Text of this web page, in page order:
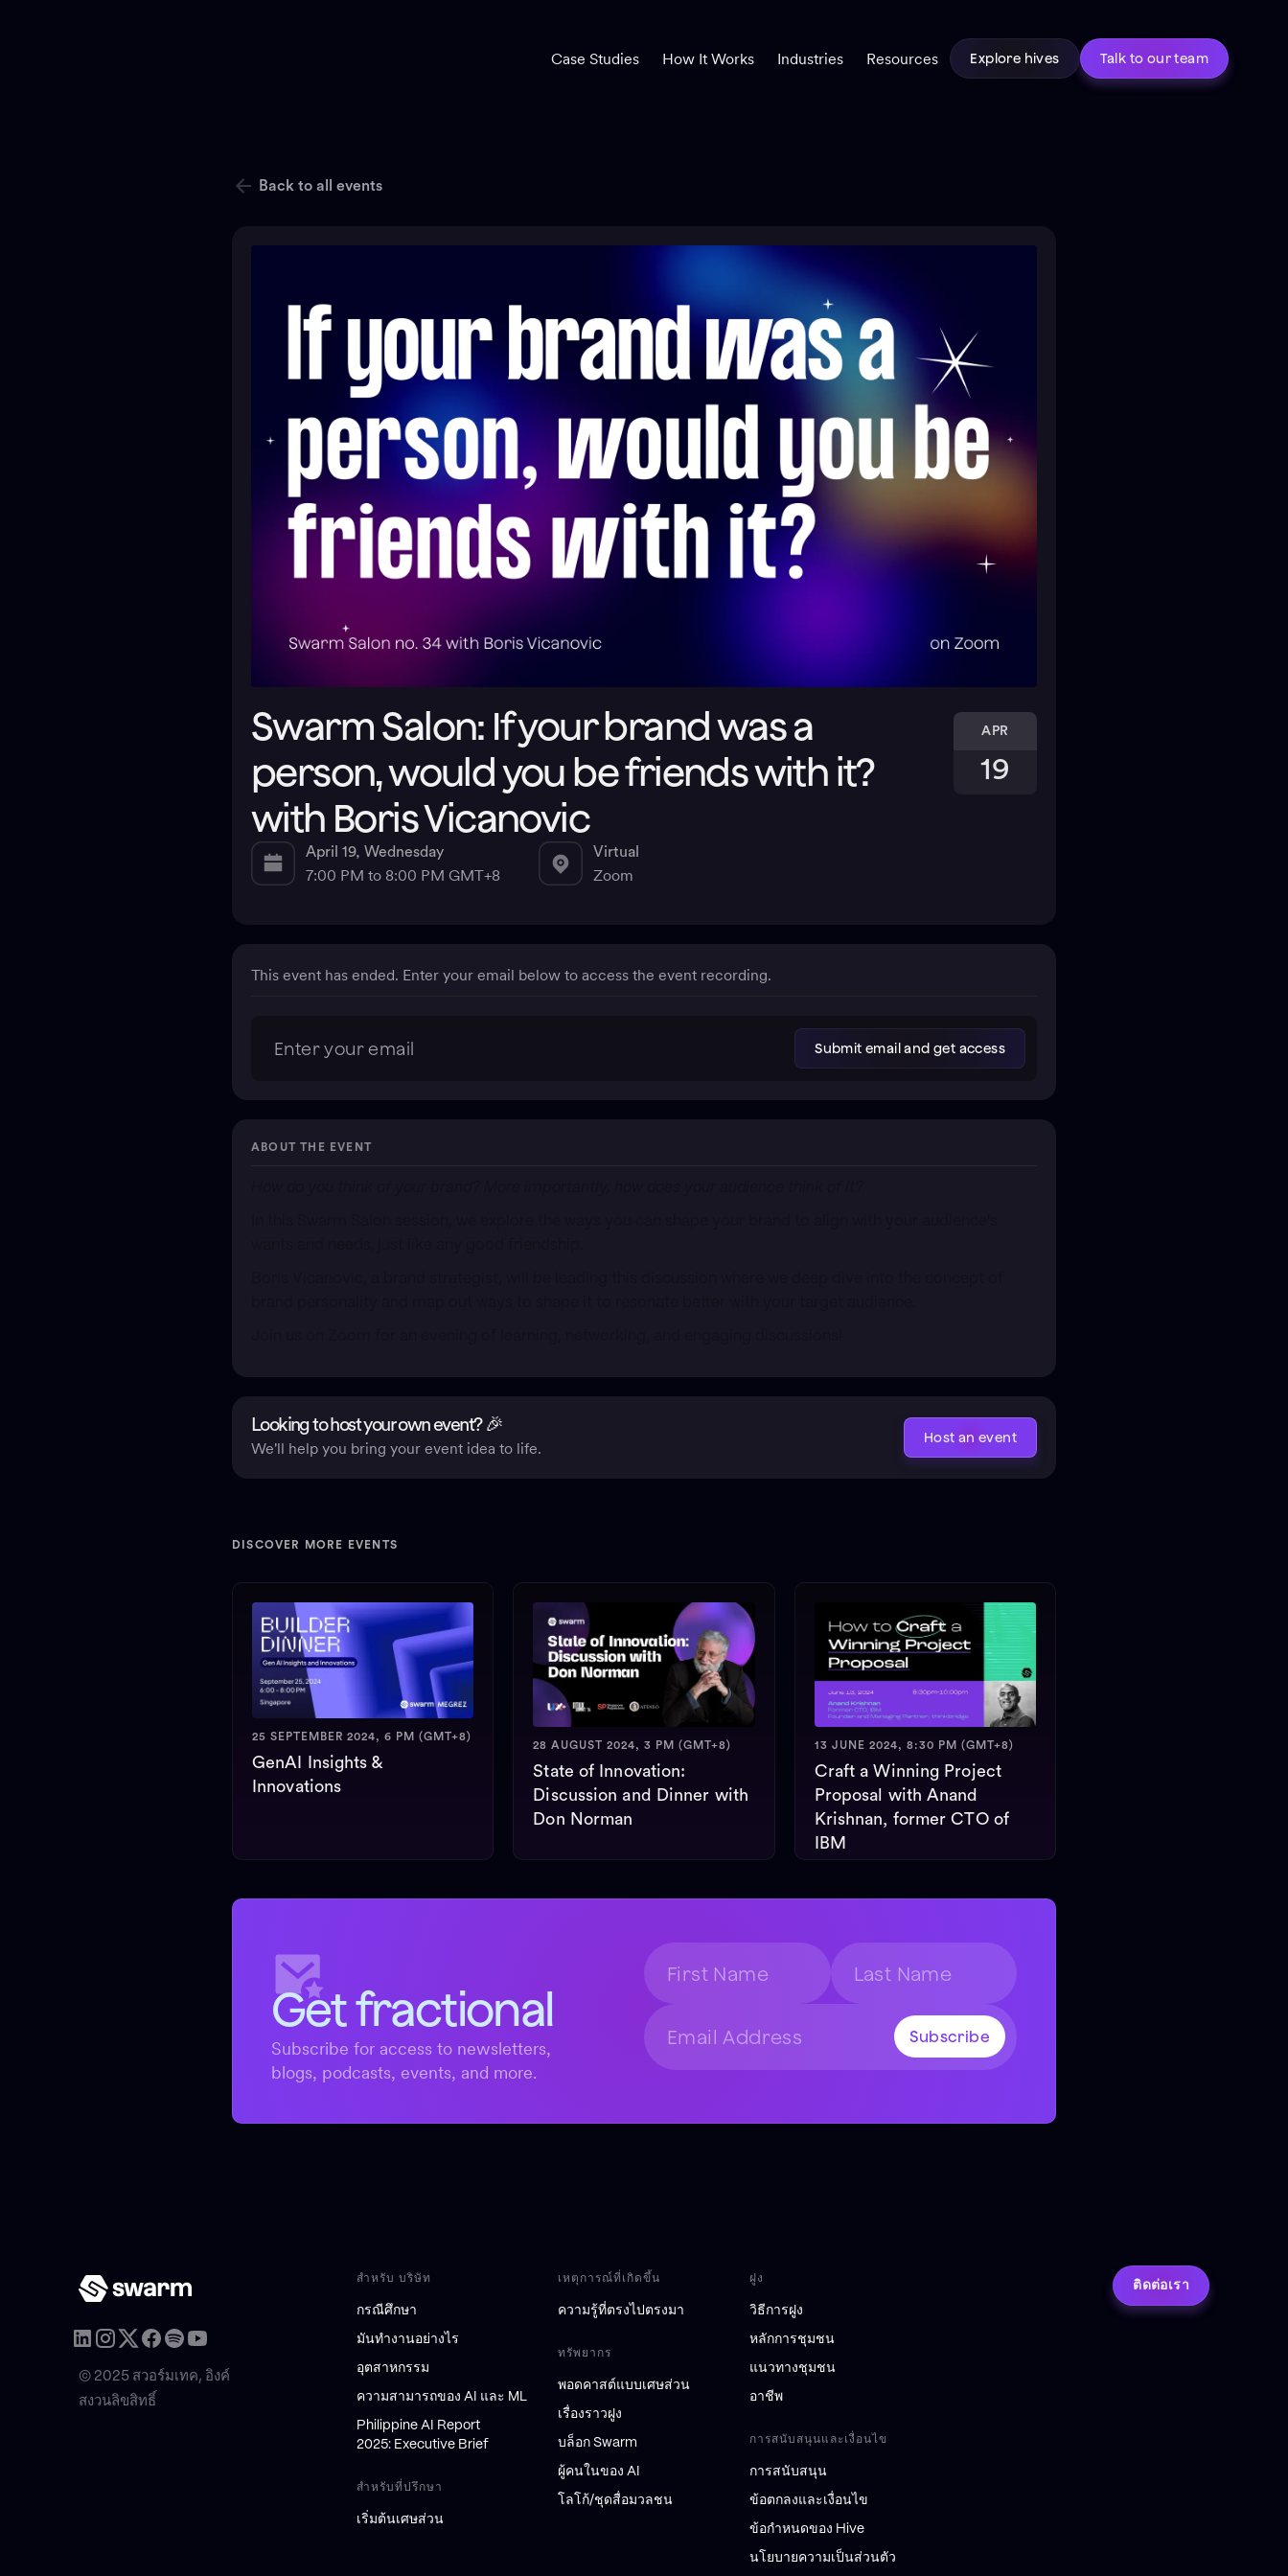
Case Studies How It Works Industries Resources Explore hives Talk to our team
Back to all events
Swarm Salon: If your brand was a
person, would you be friends with it?
with Boris Vicanovic
APR
19
April 19, Wednesday
7:00 PM to 8:00 PM GMT+8
Virtual
Zoom
This event has ended. Enter your email below to access the event recording.
ABOUT THE EVENT
Looking to host your own event? 🎉
We'll help you bring your event idea to life.
Host an event
DISCOVER MORE EVENTS
25 SEPTEMBER 2024, 6 PM (GMT+8)
GenAI Insights &
Innovations
28 AUGUST 2024, 3 PM (GMT+8)
State of Innovation:
Discussion and Dinner with
Don Norman
13 JUNE 2024, 8:30 PM (GMT+8)
Craft a Winning Project
Proposal with Anand
Krishnan, former CTO of
IBM
Get fractional
Subscribe for access to newsletters,
blogs, podcasts, events, and more.
© 2025 สวอร์มเทค, อิงค์
สงวนลิขสิทธิ์
สำหรับ บริษัท
กรณีศึกษา
มันทำงานอย่างไร
อุตสาหกรรม
ความสามารถของ AI และ ML
Philippine AI Report
2025: Executive Brief
สำหรับที่ปรึกษา
เริ่มต้นเศษส่วน
เหตุการณ์ที่เกิดขึ้น
ความรู้ที่ตรงไปตรงมา
ทรัพยากร
พอดคาสต์แบบเศษส่วน
เรื่องราวฝูง
บล็อก Swarm
ผู้คนในของ AI
โลโก้/ชุดสื่อมวลชน
ฝูง
วิธีการฝูง
หลักการชุมชน
แนวทางชุมชน
อาชีพ
การสนับสนุนและเงื่อนไข
การสนับสนุน
ข้อตกลงและเงื่อนไข
ข้อกำหนดของ Hive
นโยบายความเป็นส่วนตัว
ติดต่อเรา